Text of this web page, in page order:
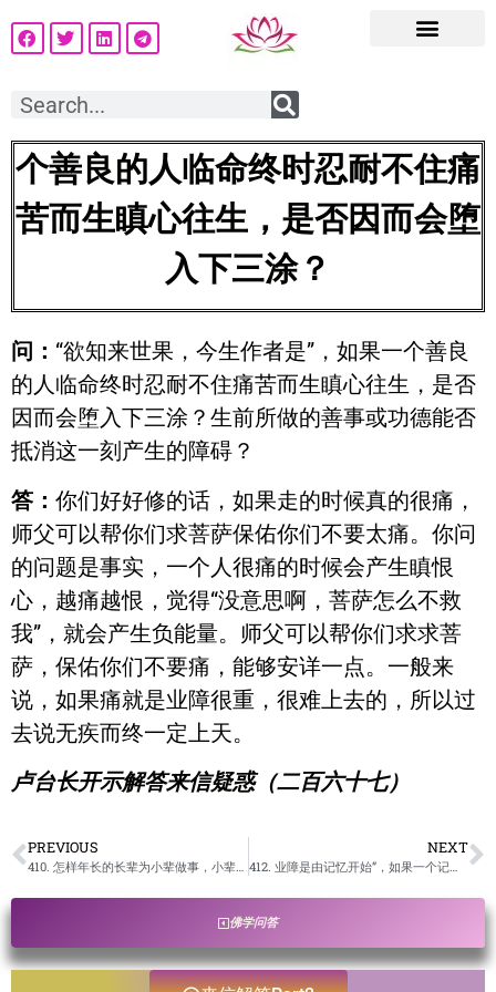
个善良的人临命终时忍耐不住痛
苦而生瞋心往生，是否因而会堕
入下三涂？
问： “欲知来世果，今生作者是”，如果一个善良
的人临命终时忍耐不住痛苦而生瞋心往生，是否
因而会堕入下三涂？生前所做的善事或功德能否
抵消这一刻产生的障碍？
答： 你们好好修的话，如果走的时候真的很痛，
师父可以帮你们求菩萨保佑你们不要太痛。你问
的问题是事实，一个人很痛的时候会产生瞋恨
心，越痛越恨，觉得“没意思啊，菩萨怎么不救
我”，就会产生负能量。师父可以帮你们求求菩
萨，保佑你们不要痛，能够安详一点。一般来
说，如果痛就是业障很重，很难上去的，所以过
去说无疾而终一定上天。
卢台长开示解答来信疑惑（二百六十七）
PREVIOUS NEXT
412. 业障是由记忆开始”，如果一个记性不好的人修佛是否比一个记性好的人更容易修得自性佛？ /卢台长开示解答来信疑惑
佛学问答